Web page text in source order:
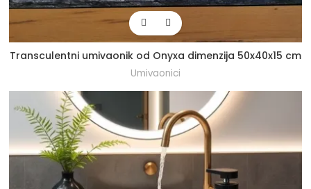
Transculentni umivaonik od Onyxa dimenzija 50x40x15 cm
Umivaonici